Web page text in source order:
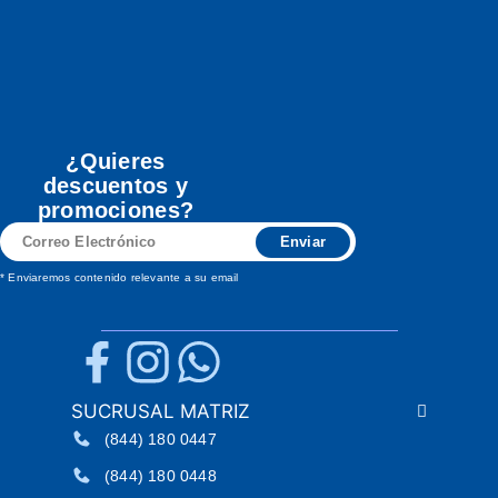
¿Quieres
descuentos y
promociones?
Correo
Electrónico
Enviar
* Enviaremos contenido relevante a su email
SUCRUSAL MATRIZ
(844) 180 0447
(844) 180 0448